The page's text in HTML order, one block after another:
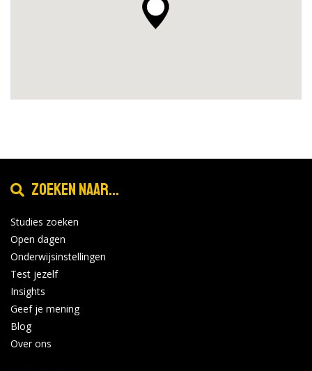
Zoeken naar...
Studies zoeken
Open dagen
Onderwijsinstellingen
Test jezelf
Insights
Geef je mening
Blog
Over ons